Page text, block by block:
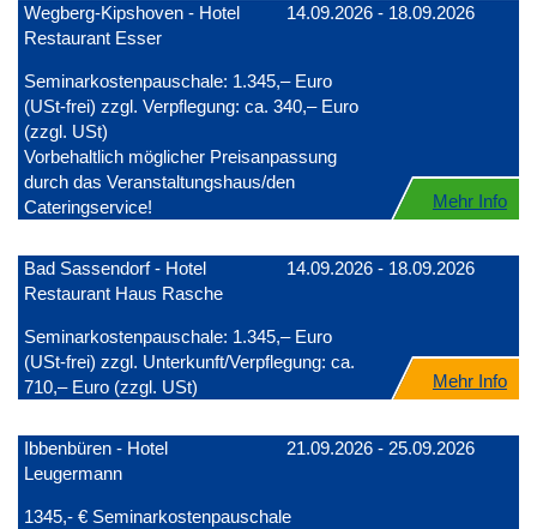
Wegberg-Kipshoven - Hotel
Restaurant Esser
14.09.2026 - 18.09.2026
Seminarkostenpauschale: 1.345,– Euro
(USt-frei) zzgl. Verpflegung: ca. 340,– Euro
(zzgl. USt)
Vorbehaltlich möglicher Preisanpassung
durch das Veranstaltungshaus/den
Cateringservice!
Mehr Info
Bad Sassendorf - Hotel
Restaurant Haus Rasche
14.09.2026 - 18.09.2026
Seminarkostenpauschale: 1.345,– Euro
(USt-frei) zzgl. Unterkunft/Verpflegung: ca.
710,– Euro (zzgl. USt)
Mehr Info
Ibbenbüren - Hotel
Leugermann
21.09.2026 - 25.09.2026
1345,- € Seminarkostenpauschale